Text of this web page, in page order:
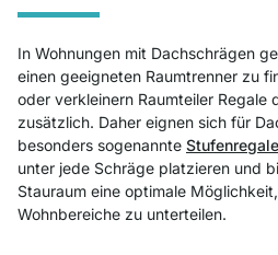
In Wohnungen mit Dachschrägen
einen geeigneten Raumtrenner zu
oder verkleinern Raumteiler Regale
zusätzlich. Daher eignen sich für
besonders sogenannte
unter jede Schräge platzieren und
Stauraum eine optimale
Wohnbereiche zu unterteilen.